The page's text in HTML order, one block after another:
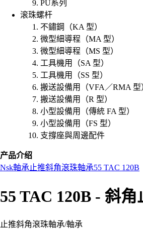
PU系列
滚珠螺杆
不鏽鋼（KA 型）
微型細導程（MA 型）
微型細導程（MS 型）
工具機用（SA 型）
工具機用（SS 型）
搬送設備用（VFA／RMA 型
搬送設備用（R 型）
小型設備用（傳統 FA 型）
小型設備用（FS 型）
支撐座與周邊配件
产品介绍
Nsk軸承 止推斜角滾珠軸承55 TAC 120B
55 TAC 120B - 斜
止推斜角滾珠軸承/軸承